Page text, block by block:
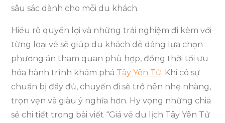
sâu sắc dành cho mỗi du khách.
Hiểu rõ quyền lợi và những trải nghiệm đi kèm với
từng loại vé sẽ giúp du khách dễ dàng lựa chọn
phương án tham quan phù hợp, đồng thời tối ưu
hóa hành trình khám phá Tây Yên Tử. Khi có sự
chuẩn bị đầy đủ, chuyến đi sẽ trở nên nhẹ nhàng,
trọn vẹn và giàu ý nghĩa hơn. Hy vọng những chia
sẻ chi tiết trong bài viết “Giá vé du lịch Tây Yên Tử